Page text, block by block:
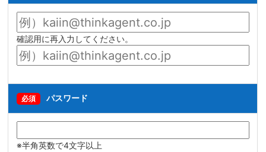
確認用に再入力してください。
必須 パスワード
※半角英数で4文字以上